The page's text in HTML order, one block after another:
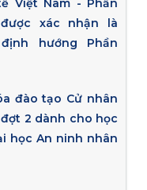
Việt Nam - Phần
xác nhận là
hướng Phần
đào tạo Cử nhân
2 dành cho học
học An ninh nhân